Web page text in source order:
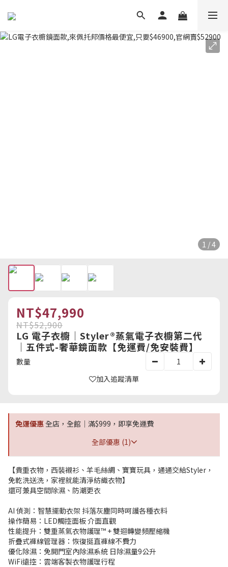
1 / 4
NT$47,990
NT$52,900
LG 電子衣櫥｜Styler®蒸氣電子衣櫥第二代
｜五件式-奢華鏡面款【免運費/免安裝費】
數量
加入追蹤清單
免運優惠全店，全館｜滿$999，即享免運費
全部優惠 (1)
【貴重衣物，西裝襯衫、羊毛絲綢、寶寶玩具，通通交給Styler，
免乾洗送洗，家裡就能清淨紡織衣物】
還可兼具空間除濕、防潮更衣
AI 偵測：智慧擺動衣架 抖落灰塵同時呵護各種衣料
操作簡易：LED觸控面板 介面直觀
性能提升：雙重蒸氣衣物護理™ + 雙迴轉變頻壓縮機
折疊式褲線管理器：恢復挺直褲線不費力
優化除濕：免開門室內除濕系統 日除濕量9公升
WiFi遠控：雲端客製衣物護理行程